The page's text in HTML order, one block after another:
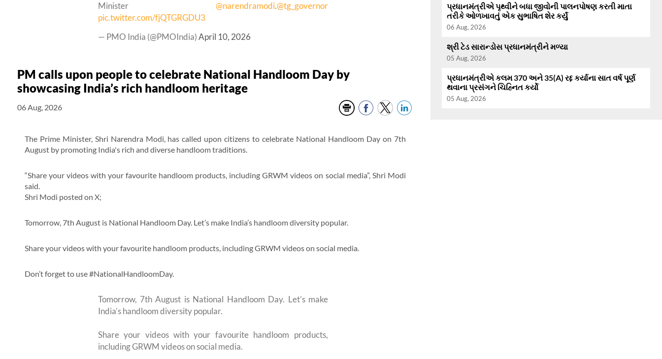
Minister @narendramodi.@tg_governor
pic.twitter.com/fjQTGRGDU3
— PMO India (@PMOIndia)April 10, 2026
PM calls upon people to celebrate National Handloom Day by
showcasing India’s rich handloom heritage
06 Aug, 2026
The Prime Minister, Shri Narendra Modi, has called upon citizens to celebrate National Handloom Day on 7th
August by promoting India's rich and diverse handloom traditions.
“Share your videos with your favourite handloom products, including GRWM videos on social media”, Shri Modi
said.
Shri Modi posted on X;
Tomorrow, 7th August is National Handloom Day. Let’s make India’s handloom diversity popular.
Share your videos with your favourite handloom products, including GRWM videos on social media.
Don’t forget to use #NationalHandloomDay.
Tomorrow, 7th August is National Handloom Day. Let’s make
India’s handloom diversity popular.
Share your videos with your favourite handloom products,
including GRWM videos on social media.
પ્રધાનમંત્રીએ પૃથ્વીને બધા જીવોની પાલનપોષણ કરતી માતા
તરીકે ઓળખાવતું એક સુભાષિત શેર કર્યું
06 Aug, 2026
શ્રી ટેડ સારાન્ડોસ પ્રધાનમંત્રીને મળ્યા
05 Aug, 2026
પ્રધાનમંત્રીએ કલમ 370 અને 35(A) રદ્દ કર્યાના સાત વર્ષ પૂર્ણ
થવાના પ્રસંગને ચિહ્નિત કર્યો
05 Aug, 2026